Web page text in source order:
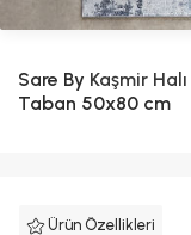
Sare By Kaşmir Halı
Taban 50x80 cm
Ürün Özellikleri